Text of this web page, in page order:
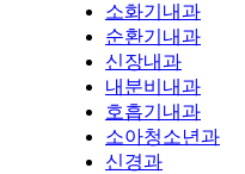
소화기내과
순환기내과
신장내과
내분비내과
호흡기내과
소아청소년과
신경과